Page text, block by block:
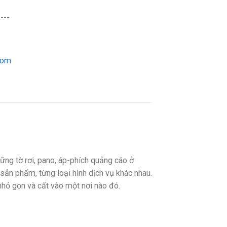
tờ rơi, pano, áp-phích quảng cáo ở
phẩm, từng loại hình dịch vụ khác nhau.
gọn và cất vào một nơi nào đó.